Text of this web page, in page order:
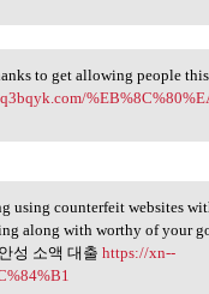
to get allowing people
using counterfeit websites
along with worthy of your
성 소액 대출https://xn--